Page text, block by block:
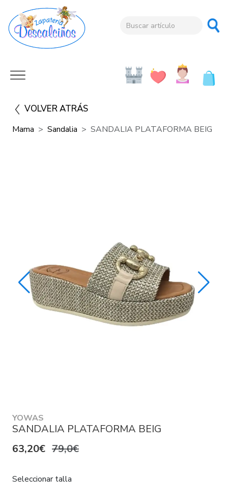
VOLVER ATRÁS
Mama Sandalia SANDALIA PLATAFORMA BEIG
YOWAS
SANDALIA PLATAFORMA BEIG
63,20€ 79,0€
Seleccionar talla